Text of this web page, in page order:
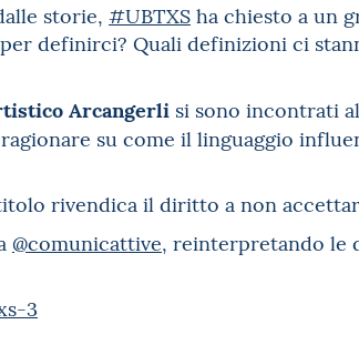
storie, #UBTXS ha chiesto a un
definirci? Quali definizioni ci
Arcangerli si sono incontrati
su come il linguaggio
rivendica il diritto a non
@comunicattive, reinterpretando le
3